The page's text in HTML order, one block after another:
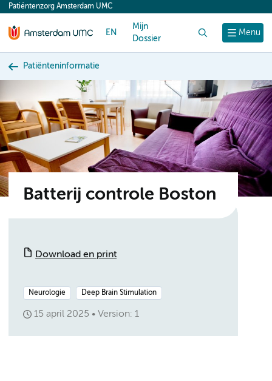
content
Menu
Patiëntenzorg Amsterdam UMC
EN
Mijn
Dossier
Patiënteninformatie
Batterij controle Boston
Download en print
Neurologie Deep Brain Stimulation
15 april 2025 Version: 1